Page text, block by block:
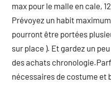
max pour le malle en cale,
Prévoyez un habit
pourront être portées
sur place ). Et gardez un
des achats
nécessaires de costume et